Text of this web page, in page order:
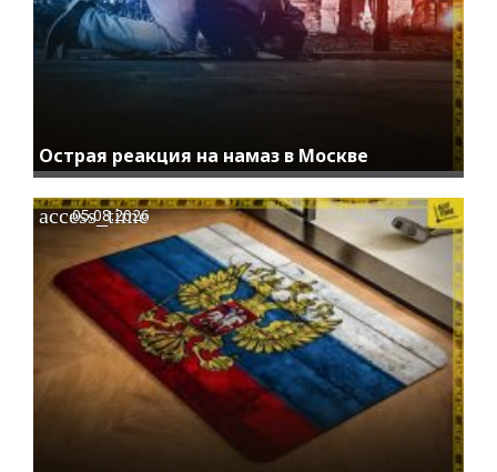
Острая реакция на намаз в Москве
access_time
05.08.2026